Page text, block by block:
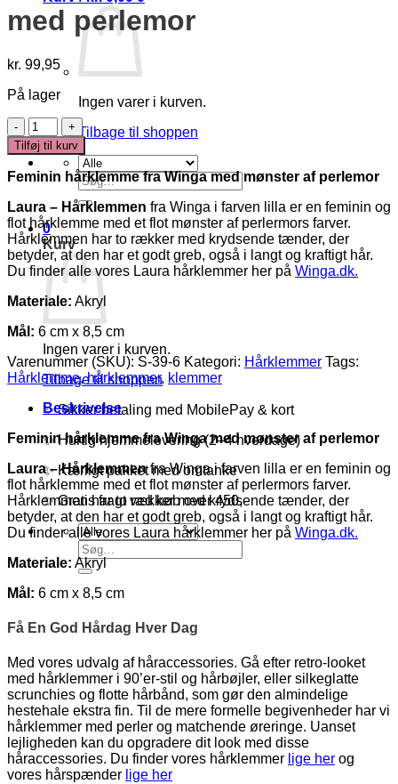
Ingen varer i kurven.
Tilbage til shoppen
Søg
efter:
0
Kurv
Ingen varer i kurven.
Tilbage til shoppen
✨ Sikker betaling med MobilePay & kort
✨ Hurtig hjemmelevering (2–4 hverdage)
✨ Kærligt pakket med omtanke
✨ Gratis fragt ved køb over 450,-
Søg
efter:
med perlemor
kr. 99,95
På lager
Laura
-
Hårklemme
i
med
perlemor
antal
Tilføj til kurv
Feminin hårklemme fra Winga med mønster af perlemor
Laura – Hårklemmen fra Winga i farven lilla er en feminin og
flot hårklemme med et flot mønster af perlermors farver.
Hårklemmen har to rækker med krydsende tænder, der
betyder, at den har et godt greb, også i langt og kraftigt hår.
Du finder alle vores Laura hårklemmer her på Winga.dk.
Materiale: Akryl
Mål: 6 cm x 8,5 cm
Varenummer (SKU): S-39-6 Kategori: Hårklemmer Tags:
Hårklemme,hårklemmer, klemmer
Beskrivelse
Feminin hårklemme fra Winga med mønster af perlemor
Laura – Hårklemmenfra Winga i farven lilla er en feminin og
flot hårklemme med et flot mønster af perlermors farver.
Hårklemmen har to rækker med krydsende tænder, der
betyder, at den har et godt greb, også i langt og kraftigt hår.
Du finder alle vores Laura hårklemmer her på Winga.dk.
Materiale: Akryl
Mål: 6 cm x 8,5 cm
Få En God Hårdag Hver Dag
Med vores udvalg af håraccessories. Gå efter retro-looket
med hårklemmer i 90’er-stil og hårbøjler, eller silkeglatte
scrunchies og flotte hårbånd, som gør den almindelige
hestehale ekstra fin. Til de mere formelle begivenheder har vi
hårklemmer med perler og matchende øreringe. Uanset
lejligheden kan du opgradere dit look med disse
håraccessories. Du finder vores hårklemmer lige her og
vores hårspænder lige her